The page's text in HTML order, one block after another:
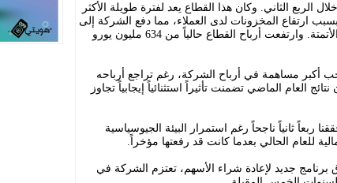
الثاني. وكان هذا القطاع يعد لفترة طويلة الأكثر
ارتفاع المخزونات لدى العملاء، مما دفع الشركة إلى
إعلان شطب عدة آلاف من الوظائف في قطاع الأتمتة. وارتفعت أرباح القطاع حالياً من 634 مليون يورو
أكبر مساهمة في أرباح الشركة، رغم تراجع أرباحه
يورو، علماً بأن نتائج العام الماضي تضمنت تأثيراً استثنائياً إيجابياً تجاوز
ربعاً ثانياً ناجحاً رغم استمرار البيئة الجيوسياسية
للعام الحالي بعدما كانت قد رفعتها مؤخراً.
برنامج جديد لإعادة شراء الأسهم، تعتزم الشركة في